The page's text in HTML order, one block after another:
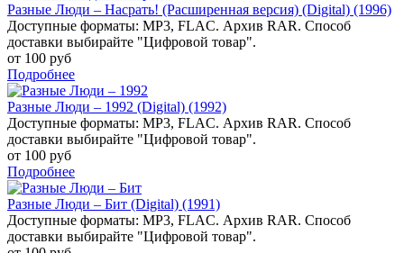
Разные Люди – Насрать! (Расширенная версия) (Digital) (1996)
Доступные форматы: MP3, FLAC. Архив RAR. Способ
доставки выбирайте "Цифровой товар".
от 100 руб
Подробнее
Разные Люди – 1992 (Digital) (1992)
Доступные форматы: MP3, FLAC. Архив RAR. Способ
доставки выбирайте "Цифровой товар".
от 100 руб
Подробнее
Разные Люди – Бит (Digital) (1991)
Доступные форматы: MP3, FLAC. Архив RAR. Способ
доставки выбирайте "Цифровой товар".